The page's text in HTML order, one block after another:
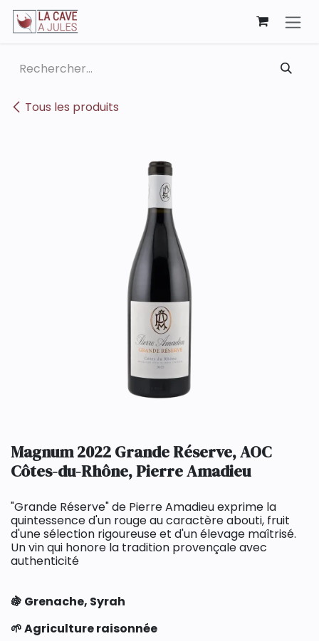
Se rendre au contenu
Tous les produits
Magnum 2022 Grande Réserve, AOC
Côtes-du-Rhône, Pierre Amadieu
"Grande Réserve" de Pierre Amadieu exprime la
quintessence d'un rouge au caractère abouti, fruit
d'une sélection rigoureuse et d'un élevage maîtrisé.
Un vin qui honore la tradition provençale avec
authenticité
🍇 Grenache, Syrah
🌱 Agriculture raisonnée